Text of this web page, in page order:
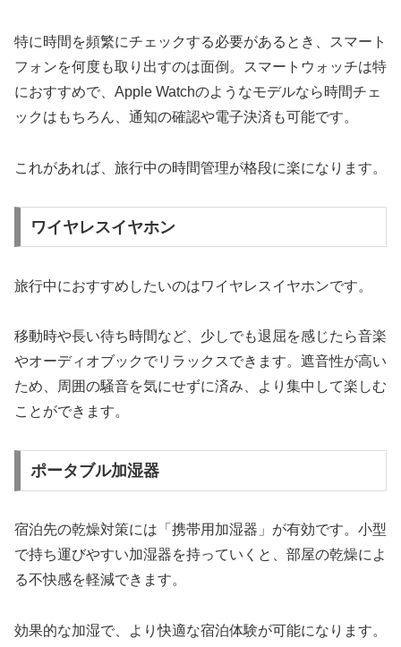
特に時間を頻繁にチェックする必要があるとき、スマート
フォンを何度も取り出すのは面倒。スマートウォッチは特
におすすめで、Apple Watchのようなモデルなら時間チェ
ックはもちろん、通知の確認や電子決済も可能です。
これがあれば、旅行中の時間管理が格段に楽になります。
ワイヤレスイヤホン
旅行中におすすめしたいのはワイヤレスイヤホンです。
移動時や長い待ち時間など、少しでも退屈を感じたら音楽
やオーディオブックでリラックスできます。遮音性が高い
ため、周囲の騒音を気にせずに済み、より集中して楽しむ
ことができます。
ポータブル加湿器
宿泊先の乾燥対策には「携帯用加湿器」が有効です。小型
で持ち運びやすい加湿器を持っていくと、部屋の乾燥によ
る不快感を軽減できます。
効果的な加湿で、より快適な宿泊体験が可能になります。